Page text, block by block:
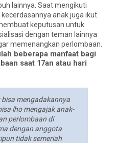
lainnya. Saat mengikuti
anak juga ikut
keputusan untuk
dengan teman lainnya
memenangkan perlombaan.
beberapa manfaat bagi
saat 17an atau hari
mengadakannya
lho mengajak anak-
perlombaan di
dengan anggota
tidak semeriah